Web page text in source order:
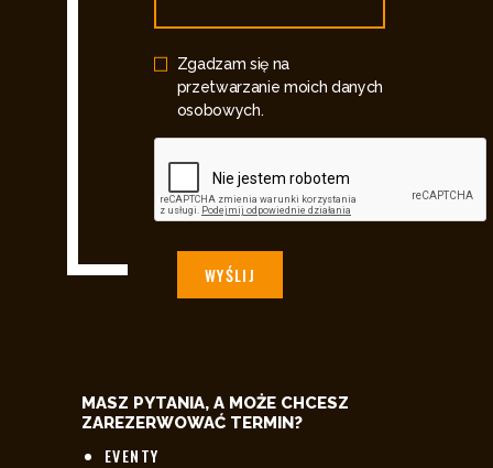
Zgadzam się na
przetwarzanie moich danych
osobowych.
MASZ PYTANIA, A MOŻE CHCESZ
ZAREZERWOWAĆ TERMIN?
EVENTY